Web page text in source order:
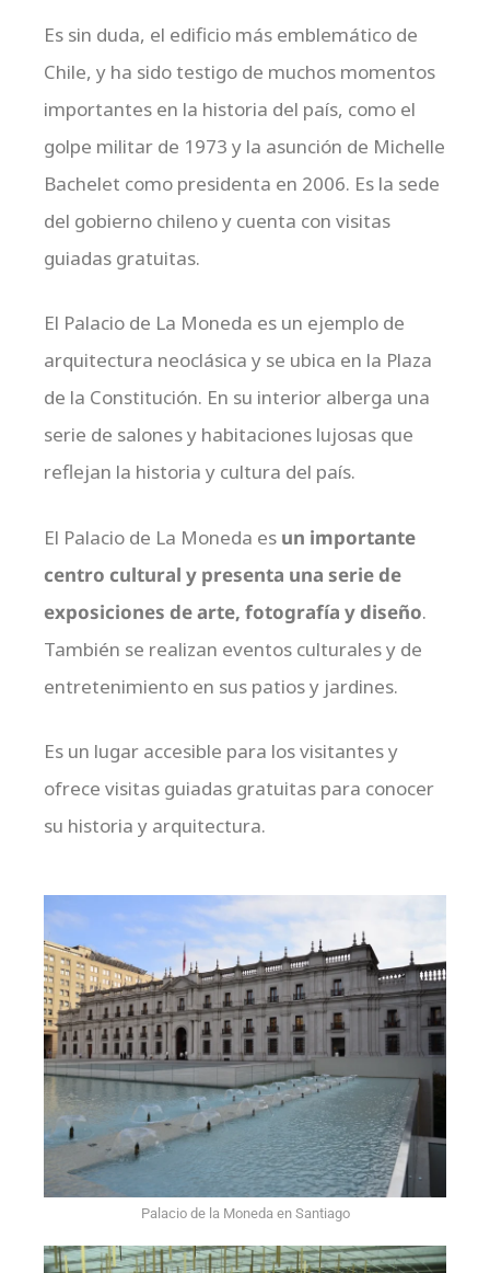
Es sin duda, el edificio más emblemático de
Chile, y ha sido testigo de muchos momentos
importantes en la historia del país, como el
golpe militar de 1973 y la asunción de Michelle
Bachelet como presidenta en 2006. Es la sede
del gobierno chileno y cuenta con visitas
guiadas gratuitas.
El Palacio de La Moneda es un ejemplo de
arquitectura neoclásica y se ubica en la Plaza
de la Constitución. En su interior alberga una
serie de salones y habitaciones lujosas que
reflejan la historia y cultura del país.
El Palacio de La Moneda es un importante
centro cultural y presenta una serie de
exposiciones de arte, fotografía y diseño.
También se realizan eventos culturales y de
entretenimiento en sus patios y jardines.
Es un lugar accesible para los visitantes y
ofrece visitas guiadas gratuitas para conocer
su historia y arquitectura.
Palacio de la Moneda en Santiago